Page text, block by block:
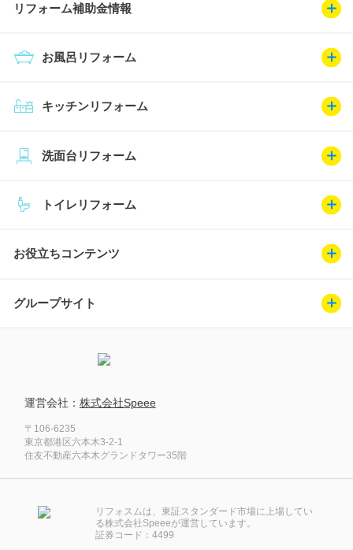
リフォーム補助金情報
キッチンリフォーム
お風呂リフォーム
トイレリフォーム
洗面台リフォーム
お役立ちコンテンツ
グループサイト
運営会社： 株式会社Speee
〒106-6235
東京都港区六本木3-2-1
住友不動産六本木グランドタワー35階
リフォスムは、東証スタンダード市場に上場してい
る株式会社Speeeが運営しています。
証券コード：4499